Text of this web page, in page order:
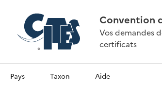
Convention
Vos demandes
certificats
Pays Taxon Aide